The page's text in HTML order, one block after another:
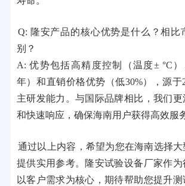
Q: 隆安产品的核心优势是什么？相比
别？
A: 优势包括高精度控制（温度± °C
年）和直销价格优势（低30%），源于
主研发能力。与国际品牌相比，我们
和快速响应，确保海南用户获得高效服
通过以上内容，希望为您在海南选择
提供实用参考。隆安试验设备厂家作
以客户需求为核心，期待帮助您提升